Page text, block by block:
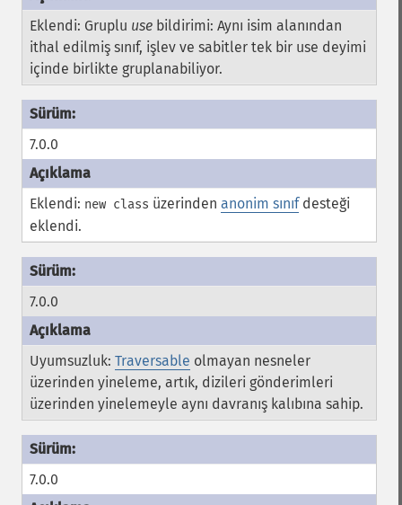
Eklendi: Gruplu use bildirimi: Aynı isim alanından
ithal edilmiş sınıf, işlev ve sabitler tek bir use deyimi
içinde birlikte gruplanabiliyor.
7.0.0
Eklendi: new class üzerinden anonim sınıfdesteği
eklendi.
7.0.0
Uyumsuzluk: Traversable olmayan nesneler
üzerinden yineleme, artık, dizileri gönderimleri
üzerinden yinelemeyle aynı davranış kalıbına sahip.
7.0.0